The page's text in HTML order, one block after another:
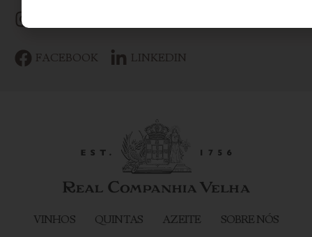
FACEBOOK LINKEDIN
VINHOS QUINTAS AZEITE
SOBRE NÓS